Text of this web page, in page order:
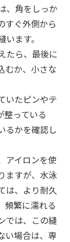
、角をしっか
すぐ外側から
ます。
たら、最後に
むか、小さな
いたピンやテ
整っている
るかを確認し
アイロンを使
ますが、水泳
は、より耐久
頻繁に濡れる
では、この縫
い場合は、専